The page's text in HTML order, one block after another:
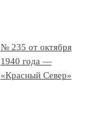
№ 235 от октября
1940 года —
«Красный Север»